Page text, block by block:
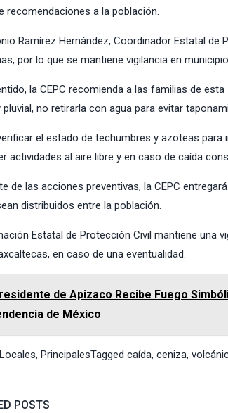
recomendaciones a la población.
Ramírez Hernández, Coordinador Estatal de
por lo que se mantiene vigilancia en
la CEPC recomienda a las familias de
pluvial, no retirarla con agua para evitar
el estado de techumbres y azoteas
actividades al aire libre y en caso de caída
de las acciones preventivas, la CEPC
distribuidos entre la población.
Estatal de Protección Civil mantiene una
en caso de una eventualidad.
de Apizaco Recibe Fuego
de México
Locales, PrincipalesTagged caída, ceniza,
POSTS